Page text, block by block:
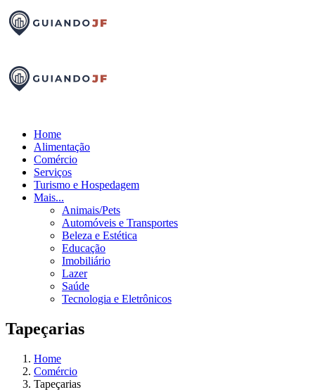
Home
Alimentação
Comércio
Serviços
Turismo e Hospedagem
Mais...
Animais/Pets
Automóveis e Transportes
Beleza e Estética
Educação
Imobiliário
Lazer
Saúde
Tecnologia e Eletrônicos
Tapeçarias
Home
Comércio
Tapeçarias